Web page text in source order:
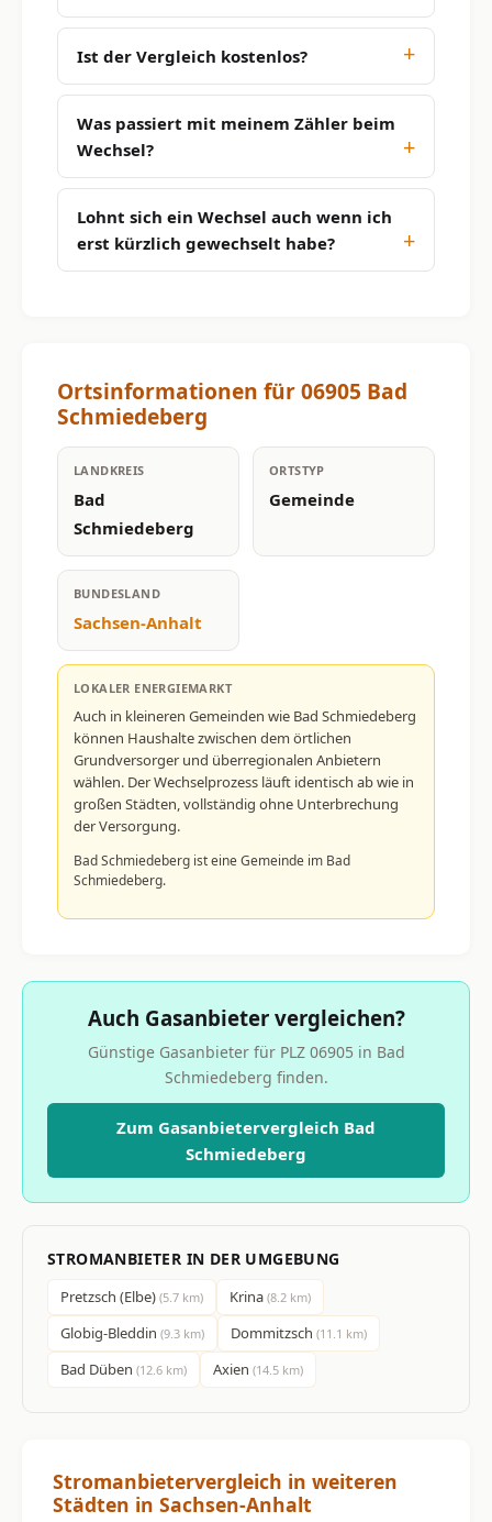
Ist der Vergleich kostenlos?
Was passiert mit meinem Zähler beim
Wechsel?
Lohnt sich ein Wechsel auch wenn ich
erst kürzlich gewechselt habe?
Ortsinformationen für 06905 Bad
Schmiedeberg
LANDKREIS
Bad
Schmiedeberg
ORTSTYP
Gemeinde
BUNDESLAND
Sachsen-Anhalt
LOKALER ENERGIEMARKT
Auch in kleineren Gemeinden wie Bad Schmiedeberg
können Haushalte zwischen dem örtlichen
Grundversorger und überregionalen Anbietern
wählen. Der Wechselprozess läuft identisch ab wie in
großen Städten, vollständig ohne Unterbrechung
der Versorgung.
Bad Schmiedeberg ist eine Gemeinde im Bad
Schmiedeberg.
Auch Gasanbieter vergleichen?
Günstige Gasanbieter für PLZ 06905 in Bad
Schmiedeberg finden.
Zum Gasanbietervergleich Bad
Schmiedeberg
STROMANBIETER IN DER UMGEBUNG
Pretzsch (Elbe) (5.7 km) Krina (8.2 km)
Globig-Bleddin (9.3 km) Dommitzsch (11.1 km)
Bad Düben (12.6 km) Axien (14.5 km)
Stromanbietervergleich in weiteren
Städten in Sachsen-Anhalt